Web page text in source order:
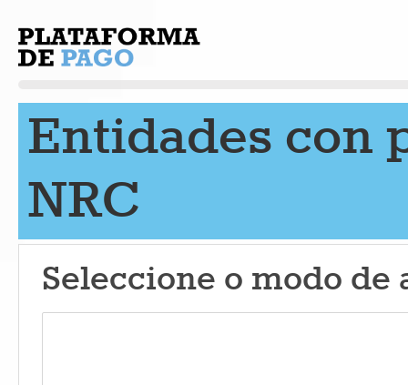
Entidades con
NRC
Seleccione o modo de